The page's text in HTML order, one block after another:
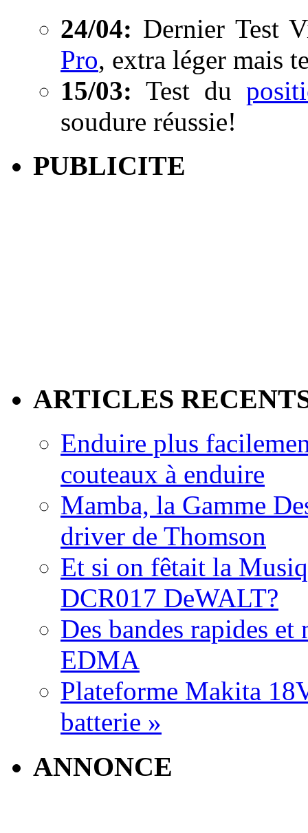
24/04: Dernier Test
Pro, extra léger mais
15/03: Test du
soudure réussie!
PUBLICITE
ARTICLES
Enduire plus
couteaux à enduire
Mamba, la Gamme
driver de Thomson
Et si on fêtait la
DCR017 DeWALT?
Des bandes rapides et
EDMA
Plateforme Makita
batterie »
ANNONCE